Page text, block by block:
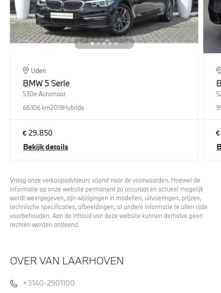
Uden
BMW 5 Serie
530e Automaat
66.106 km2019Hybride
€ 29.850
Bekijk details
Vraag onze verkoopadviseurs vooraf naar de voorwaarden. Hoewel de
informatie op onze website permanent zo accuraat en actueel mogelijk
wordt weergegeven, zijn wijzigingen in modellen, uitvoeringen, prijzen,
technische specificaties, afbeeldingen, of andere informatie te allen tijde
voorbehouden. Aan de inhoud van deze website kunnen derhalve geen
rechten worden ontleend.
OVER VAN LAARHOVEN
+3140-2901100